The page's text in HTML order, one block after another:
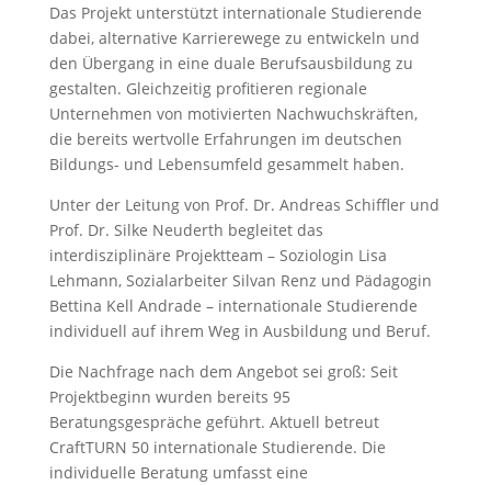
Das Projekt unterstützt internationale Studierende
dabei, alternative Karrierewege zu entwickeln und
den Übergang in eine duale Berufsausbildung zu
gestalten. Gleichzeitig profitieren regionale
Unternehmen von motivierten Nachwuchskräften,
die bereits wertvolle Erfahrungen im deutschen
Bildungs- und Lebensumfeld gesammelt haben.
Unter der Leitung von Prof. Dr. Andreas Schiffler und
Prof. Dr. Silke Neuderth begleitet das
interdisziplinäre Projektteam – Soziologin Lisa
Lehmann, Sozialarbeiter Silvan Renz und Pädagogin
Bettina Kell Andrade – internationale Studierende
individuell auf ihrem Weg in Ausbildung und Beruf.
Die Nachfrage nach dem Angebot sei groß: Seit
Projektbeginn wurden bereits 95
Beratungsgespräche geführt. Aktuell betreut
CraftTURN 50 internationale Studierende. Die
individuelle Beratung umfasst eine